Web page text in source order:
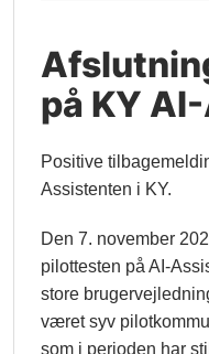
på KY
Positive
Assistenten i KY.
Den 7. november
pilottesten på AI-
store
været syv
som i perioden har